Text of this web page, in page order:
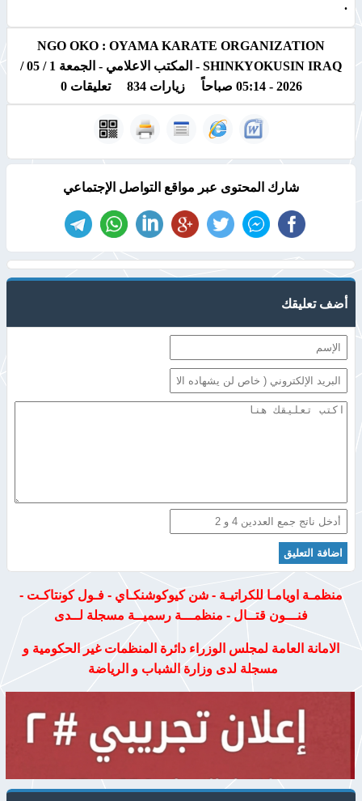
.
NGO OKO : OYAMA KARATE ORGANIZATION
SHINKYOKUSIN IRAQ -
المكتب الاعلامي -
الجمعة 1 / 05 /
2026 - 05:14 صباحاً زيارات 834 تعليقات 0
شارك المحتوى عبر مواقع التواصل الإجتماعي
أضف تعليقك
منظمـة اويامـا للكراتيـة - شن كيوكوشنكـاي - فـول كونتاكـت -
فنـــون قتــال - منظمـــة رسميــة مسجلة لــدى
الامانة العامة لمجلس الوزراء دائرة المنظمات غير الحكومية و
مسجلة لدى وزارة الشباب و الرياضة